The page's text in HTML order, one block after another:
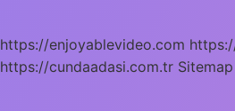
https://enjoyablevideo.com
https://cundaadasi.com.tr Sitemap